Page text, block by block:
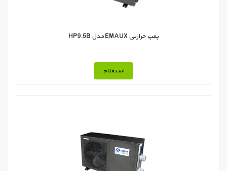
پمپ حرارتی EMAUX مدل HP9.5B
استعلام